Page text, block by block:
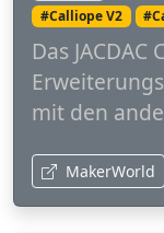
#Calliope V2
Das
mit den
MakerWorld